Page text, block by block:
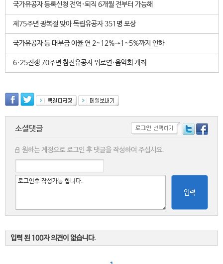
국가유공자 등록신청 전역·퇴직 6개월 전부터 가능해
제75주년 광복절 맞아 독립유공자 351명 포상
국가유공자 등 대부금 이율 연 2~12%→1~5%까지 인하
6·25전쟁 70주년 참전유공자 위로연·음악회 개최
소셜댓글
원하는 계정으로 로그인 후 댓글을 작성하여 주십시요.
입력
입력 된 100자 의견이 없습니다.